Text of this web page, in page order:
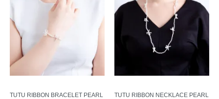
TUTU RIBBON BRACELET PEARL TUTU RIBBON NECKLACE PEARL